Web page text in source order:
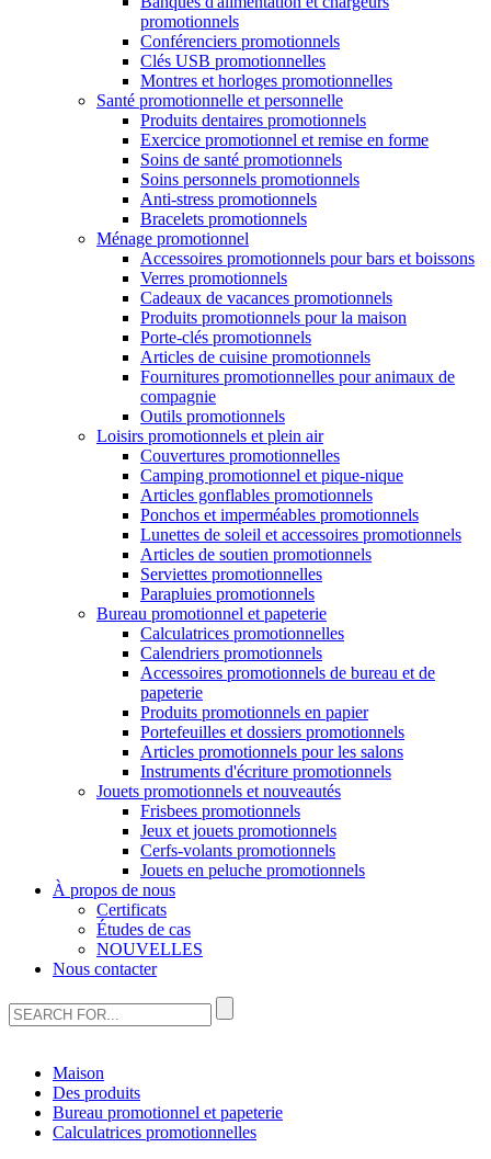
promotionnels
Conférenciers promotionnels
Clés USB promotionnelles
Montres et horloges promotionnelles
Santé promotionnelle et personnelle
Produits dentaires promotionnels
Exercice promotionnel et remise en forme
Soins de santé promotionnels
Soins personnels promotionnels
Anti-stress promotionnels
Bracelets promotionnels
Ménage promotionnel
Accessoires promotionnels pour bars et boissons
Verres promotionnels
Cadeaux de vacances promotionnels
Produits promotionnels pour la maison
Porte-clés promotionnels
Articles de cuisine promotionnels
Fournitures promotionnelles pour animaux de
compagnie
Outils promotionnels
Loisirs promotionnels et plein air
Couvertures promotionnelles
Camping promotionnel et pique-nique
Articles gonflables promotionnels
Ponchos et imperméables promotionnels
Lunettes de soleil et accessoires promotionnels
Articles de soutien promotionnels
Serviettes promotionnelles
Parapluies promotionnels
Bureau promotionnel et papeterie
Calculatrices promotionnelles
Calendriers promotionnels
Accessoires promotionnels de bureau et de
papeterie
Produits promotionnels en papier
Portefeuilles et dossiers promotionnels
Articles promotionnels pour les salons
Instruments d'écriture promotionnels
Jouets promotionnels et nouveautés
Frisbees promotionnels
Jeux et jouets promotionnels
Cerfs-volants promotionnels
Jouets en peluche promotionnels
À propos de nous
Certificats
Études de cas
NOUVELLES
Nous contacter
Maison
Des produits
Bureau promotionnel et papeterie
Calculatrices promotionnelles